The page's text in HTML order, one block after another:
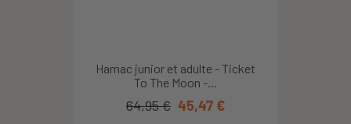
Hamac junior et adulte - Ticket
To The Moon -...
64,95 € 45,47 €